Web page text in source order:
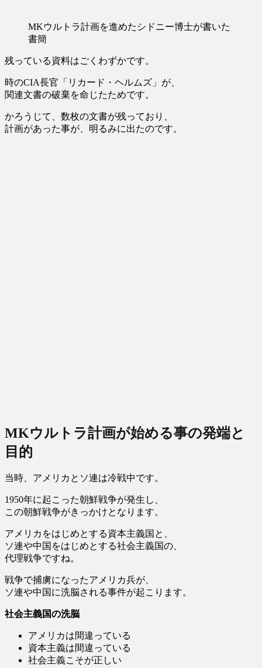
MKウルトラ計画を進めたシドニー博士が書いた
書簡
残っている資料はごくわずかです。
時のCIA長官「リカード・ヘルムズ」が、
関連文書の破棄を命じたためです。
かろうじて、数枚の文書が残っており、
計画があった事が、明るみに出たのです。
MKウルトラ計画が始める事の発端と
目的
当時、アメリカとソ連は冷戦中です。
1950年に起こった朝鮮戦争が発生し、
この朝鮮戦争がきっかけとなります。
アメリカをはじめとする資本主義国と、
ソ連や中国をはじめとする社会主義国の、
代理戦争ですね。
戦争で捕虜になったアメリカ兵が、
ソ連や中国に洗脳される事件が起こります。
社会主義国の洗脳
アメリカは間違っている
資本主義は間違っている
社会主義こそが正しい